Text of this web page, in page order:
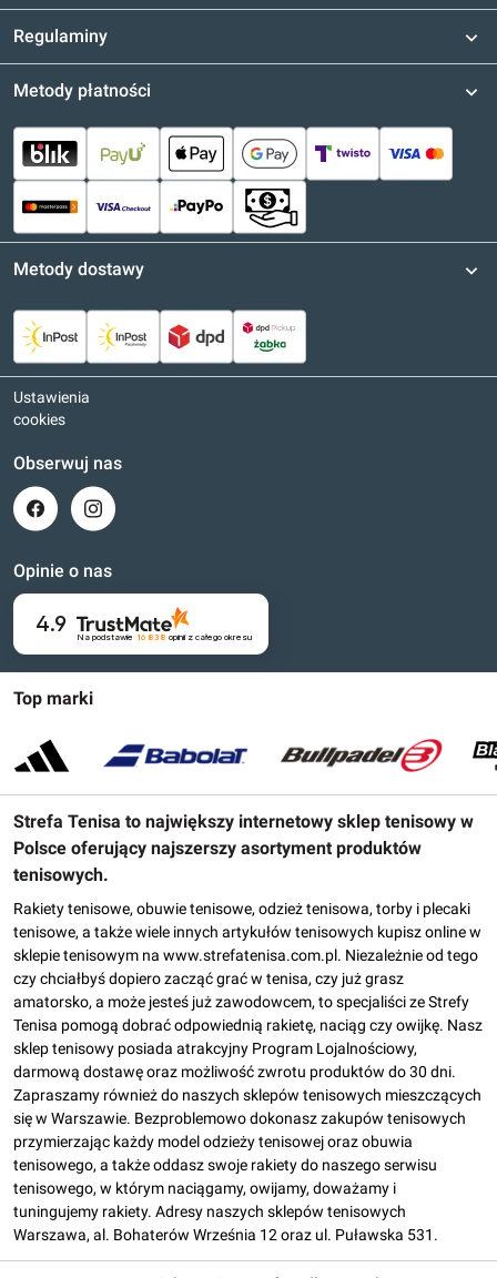
Regulaminy
Top marki
Strefa Tenisa to największy internetowy sklep tenisowy w
Polsce oferujący najszerszy asortyment produktów
tenisowych.
Rakiety tenisowe, obuwie tenisowe, odzież tenisowa, torby i plecaki
tenisowe, a także wiele innych artykułów tenisowych kupisz online w
sklepie tenisowym na www.strefatenisa.com.pl. Niezależnie od tego
czy chciałbyś dopiero zacząć grać w tenisa, czy już grasz
amatorsko, a może jesteś już zawodowcem, to specjaliści ze Strefy
Tenisa pomogą dobrać odpowiednią rakietę, naciąg czy owijkę. Nasz
sklep tenisowy posiada atrakcyjny Program Lojalnościowy,
darmową dostawę oraz możliwość zwrotu produktów do 30 dni.
Zapraszamy również do naszych sklepów tenisowych mieszczących
się w Warszawie. Bezproblemowo dokonasz zakupów tenisowych
przymierzając każdy model odzieży tenisowej oraz obuwia
tenisowego, a także oddasz swoje rakiety do naszego serwisu
tenisowego, w którym naciągamy, owijamy, doważamy i
tuningujemy rakiety. Adresy naszych sklepów tenisowych
Warszawa, al. Bohaterów Września 12 oraz ul. Puławska 531.
Metody płatności
Metody dostawy
Ustawienia
cookies
Obserwuj nas
Opinie o nas
4.9
Na podstawie 16 838 opinii z całego okresu